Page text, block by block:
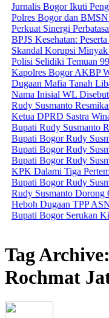
Bogor Ikuti Pengajian Al
dan BMSN Perkuat
Sinergi Perbatasan,
Peserta
Korupsi Minyak
Temuan 995 Senjata
Bogor AKBP Wikha
Mafia Tanah Libatkan
WL Disebut dalam
Resmikan Pasar
Sastra Winara:
Susmanto Resmikan
Rudy Susmanto
Rudy Susmanto
Rudy Susmanto
Tiga Pertemuan
Rudy Susmanto
Dorong Career
TPP ASN
Serukan Kibarkan
Tag
Rochmat